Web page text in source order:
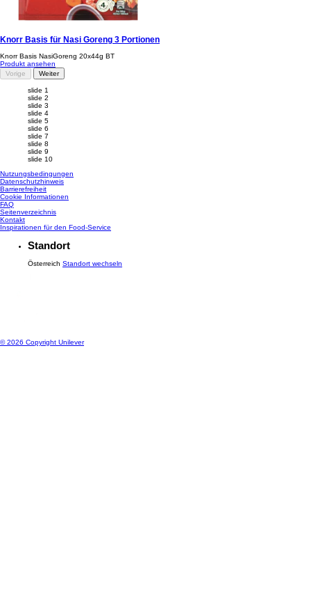
Knorr Basis für Nasi Goreng 3 Portionen
Knorr Basis NasiGoreng 20x44g BT
Produkt ansehen
Vorige
Weiter
slide 1
slide 2
slide 3
slide 4
slide 5
slide 6
slide 7
slide 8
slide 9
slide 10
Nutzungsbedingungen
Datenschutzhinweis
Cookie-Einstellungen
Barrierefreiheit
Cookie Informationen
FAQ
Kontakt